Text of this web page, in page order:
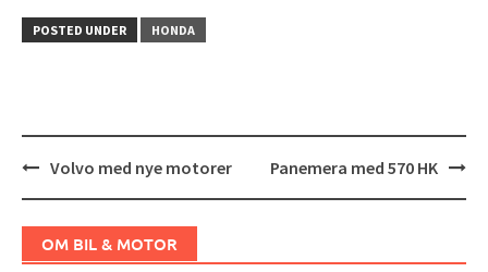
POSTED UNDER HONDA
PostVolvo med nye motorer Panemera med 570 HK
OM BIL & MOTOR